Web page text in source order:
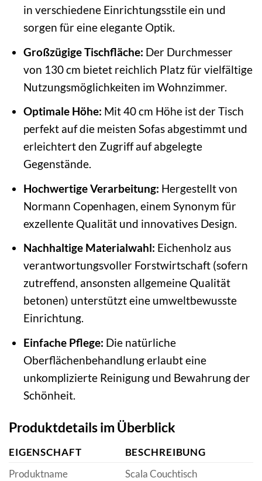
in verschiedene Einrichtungsstile ein und
sorgen für eine elegante Optik.
Großzügige Tischfläche: Der Durchmesser
von 130 cm bietet reichlich Platz für vielfältige
Nutzungsmöglichkeiten im Wohnzimmer.
Optimale Höhe: Mit 40 cm Höhe ist der Tisch
perfekt auf die meisten Sofas abgestimmt und
erleichtert den Zugriff auf abgelegte
Gegenstände.
Hochwertige Verarbeitung: Hergestellt von
Normann Copenhagen, einem Synonym für
exzellente Qualität und innovatives Design.
Nachhaltige Materialwahl: Eichenholz aus
verantwortungsvoller Forstwirtschaft (sofern
zutreffend, ansonsten allgemeine Qualität
betonen) unterstützt eine umweltbewusste
Einrichtung.
Einfache Pflege: Die natürliche
Oberflächenbehandlung erlaubt eine
unkomplizierte Reinigung und Bewahrung der
Schönheit.
Produktdetails im Überblick
EIGENSCHAFT
BESCHREIBUNG
Produktname
Scala Couchtisch